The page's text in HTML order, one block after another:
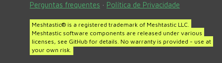
Perguntas frequentes · Política de Privacidade
Meshtastic® is a registered trademark of Meshtastic LLC.
Meshtastic software components are released under various
licenses, see GitHub for details. No warranty is provided - use at
your own risk.